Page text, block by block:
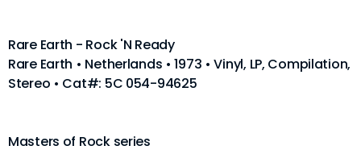
Rare Earth - Rock 'N Ready
Rare Earth • Netherlands • 1973 • Vinyl, LP, Compilation,
Stereo • Cat#: 5C 054-94625
Masters of Rock series